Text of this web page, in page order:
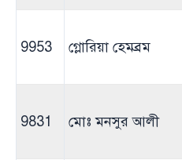
9953 গ্লোরিয়া হেমব্রম
9831 মোঃ মনসুর আলী